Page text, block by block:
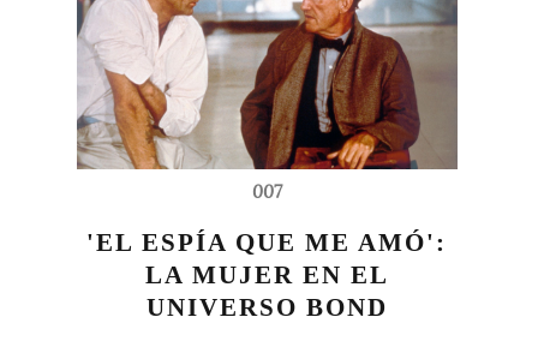
007
'EL ESPÍA QUE ME AMÓ':
LA MUJER EN EL
UNIVERSO BOND